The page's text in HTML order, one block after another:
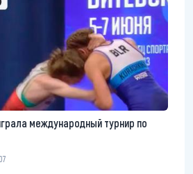
международный турнир по